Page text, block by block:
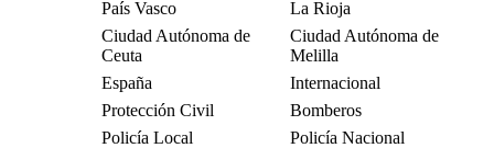
País Vasco
La Rioja
Ciudad Autónoma de
Ceuta
Ciudad Autónoma de
Melilla
España
Internacional
Protección Civil
Bomberos
Policía Local
Policía Nacional